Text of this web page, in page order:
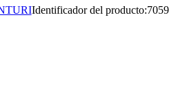
Identificador del producto:7059